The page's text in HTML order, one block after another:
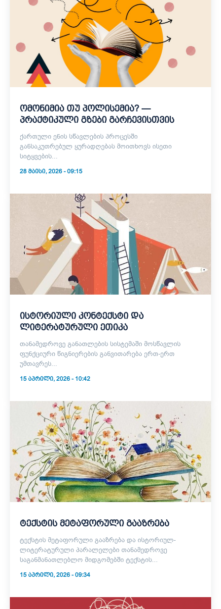
ომონიმია თუ პოლისემია? —
პრაქტიკული გზები გარჩევისთვის
ქართული ენის სწავლების პროცესში
განსაკუთრებულ ყურადღებას მოითხოვს ისეთი
სიტყვების...
28 ᲛᲐᲘᲡᲘ, 2026 - 09:15
ისტორიული კონტექსტი და
ლიტერატურული ეთიკა
თანამედროვე განათლების სისტემაში მოსწავლის
ფუნქციური წიგნიერების განვითარება ერთ-ერთ
უმთავრეს...
15 ᲐᲞᲠᲘᲚᲘ, 2026 - 10:42
ტექსტის მეტაფორული გააზრება
ტექსტის მეტაფორული გააზრება და ისტორიულ-
ლიტერატურული პარალელები თანამედროვე
საგანმანათლებლო მიდგომებში ტექსტის...
15 ᲐᲞᲠᲘᲚᲘ, 2026 - 09:34